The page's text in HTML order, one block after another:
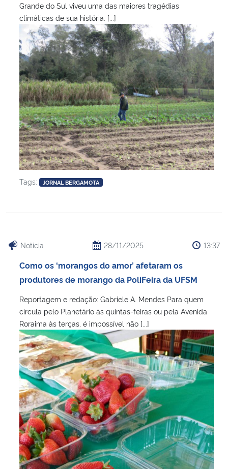
Grande do Sul viveu uma das maiores tragédias
climáticas de sua história. [...]
Tags: JORNAL BERGAMOTA
Notícia 28/11/2025 13:37
Como os ‘morangos do amor’ afetaram os
produtores de morango da PoliFeira da UFSM
Reportagem e redação: Gabriele A. Mendes Para quem
circula pelo Planetário às quintas-feiras ou pela Avenida
Roraima às terças, é impossível não [...]